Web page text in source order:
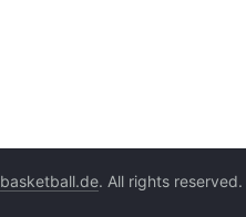
basketball.de. All rights reserved.